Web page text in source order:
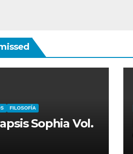
FILOSOFÍA
Sophia Vol.